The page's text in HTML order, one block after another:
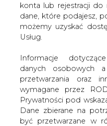
konta lub rejestracji do
dane, które podajesz,
możemy uzyskać
Usług.
Informacje
danych osobowych
przetwarzania oraz
wymagane przez
Prywatności pod
Dane zbierane na
być przetwarzane w
Strona główna
SERWIS
/ Magnes na złodziei
2005-08-29 00:00
Magnes na